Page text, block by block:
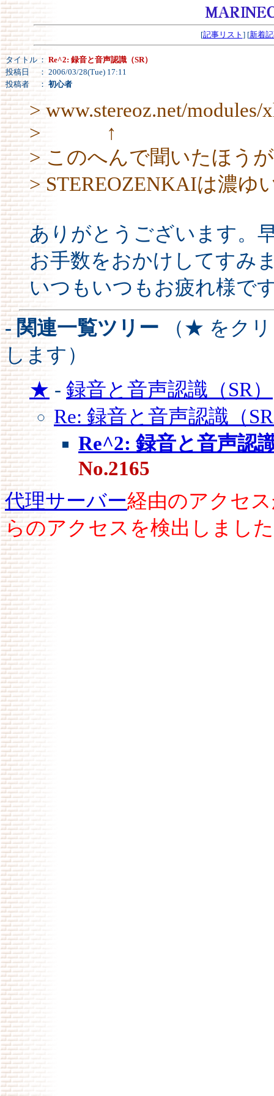
[記事リスト ] [新着
タイトル ： Re^2: 録音と音声認識（SR）
投稿日
： 2006/03/28(Tue) 17:11
投稿者
： 初心者
> www.stereoz.net/
> ↑
> このへんで聞いたほう
> STEREOZENKAIは濃ゆ
ありがとうございます。
お手数をおかけしてすみ
いつもいつもお疲れ様で
- 関連一覧ツリー （★ をク
します）
★ - 録音と音声認識（SR）
Re: 録音と音声認識（
Re^2: 録音と音声認
No.2165
代理サーバー経由のアクセ
らのアクセスを検出しまし